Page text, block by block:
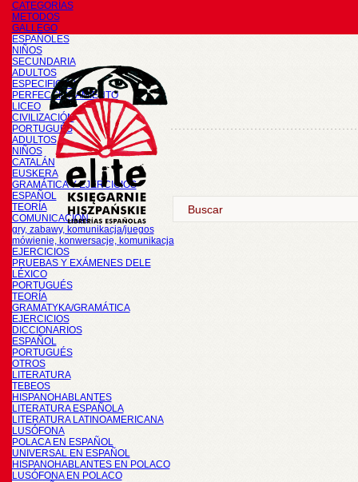
CATEGORÍAS
METODOS
GALLEGO
ESPAÑOLES
NIÑOS
SECUNDARIA
ADULTOS
ESPECIFICOS
PERFECCIONAMIENTO
LICEO
CIVILIZACIÓN
PORTUGUÉS
ADULTOS
NIÑOS
CATALÁN
EUSKERA
GRAMÁTICA Y EJERCICIOS
ESPAÑOL
TEORÍA
COMUNICACIÓN
gry, zabawy, komunikacja/juegos
mówienie, konwersacje, komunikacja
EJERCICIOS
PRUEBAS Y EXÁMENES DELE
LÉXICO
PORTUGUÉS
TEORÍA
GRAMATYKA/GRAMÁTICA
EJERCICIOS
DICCIONARIOS
ESPAÑOL
PORTUGUÉS
OTROS
LITERATURA
TEBEOS
HISPANOHABLANTES
LITERATURA ESPAÑOLA
LITERATURA LATINOAMERICANA
LUSÓFONA
POLACA EN ESPAÑOL
UNIVERSAL EN ESPAÑOL
HISPANOHABLANTES EN POLACO
LUSÓFONA EN POLACO